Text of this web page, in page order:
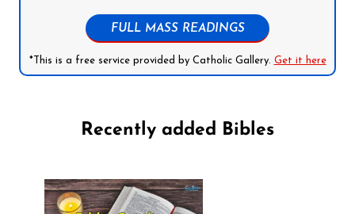
FULL MASS READINGS
*This is a free service provided by Catholic Gallery. Get it here
Recently added Bibles